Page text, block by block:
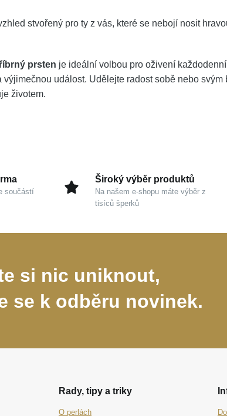
stvořený pro ty z vás, které se nebojí nosit
prsten je ideální volbou pro oživení
událost. Udělejte radost sobě nebo svým
životem.
součástí
Široký výběr produktů
Na našem e-shopu máte výběr z
tisíců šperků
si nic uniknout,
se k odběru novinek.
Rady, tipy a triky
O perlách